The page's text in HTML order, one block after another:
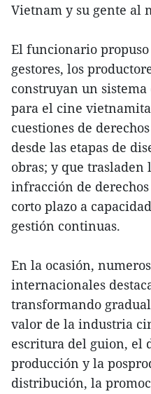
Vietnam y su gente al
El funcionario
gestores, los
construyan un
para el cine
cuestiones de
desde las etapas de
obras; y que trasladen
infracción de
corto plazo a
gestión continuas.
En la ocasión,
internacionales
transformando
valor de la industria
escritura del guion, el
producción y la
distribución, la